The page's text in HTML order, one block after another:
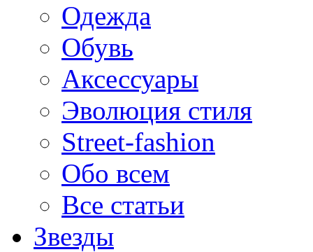
Одежда
Обувь
Аксессуары
Эволюция стиля
Street-fashion
Обо всем
Все статьи
Звезды